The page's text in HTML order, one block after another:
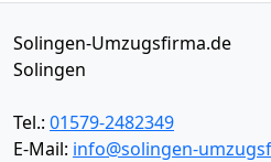
Solingen-Umzugsfirma.de
Solingen
Tel.: 01579-2482349
E-Mail: info@solingen-